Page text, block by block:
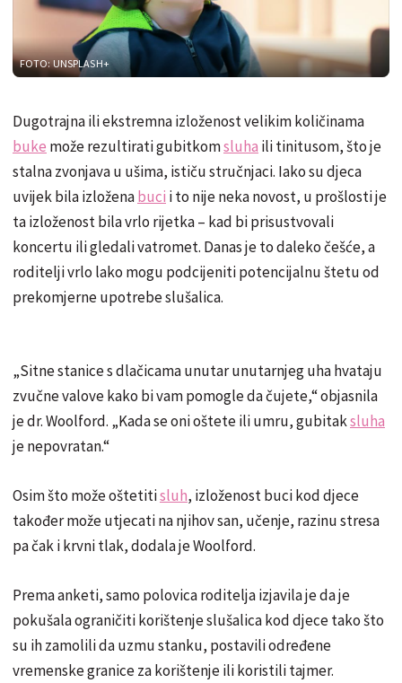
FOTO: UNSPLASH+
Dugotrajna ili ekstremna izloženost velikim količinama
buke može rezultirati gubitkomsluha ili tinitusom, što je
stalna zvonjava u ušima, ističu stručnjaci. Iako su djeca
uvijek bila izloženabuci i to nije neka novost, u prošlosti je
ta izloženost bila vrlo rijetka – kad bi prisustvovali
koncertu ili gledali vatromet. Danas je to daleko češće, a
roditelji vrlo lako mogu podcijeniti potencijalnu štetu od
prekomjerne upotrebe slušalica.
„Sitne stanice s dlačicama unutar unutarnjeg uha hvataju
zvučne valove kako bi vam pomogle da čujete,“ objasnila
je dr. Woolford. „Kada se oni oštete ili umru, gubitaksluha
je nepovratan.“
Osim što može oštetitisluh, izloženost buci kod djece
također može utjecati na njihov san, učenje, razinu stresa
pa čak i krvni tlak, dodala je Woolford.
Prema anketi, samo polovica roditelja izjavila je da je
pokušala ograničiti korištenje slušalica kod djece tako što
su ih zamolili da uzmu stanku, postavili određene
vremenske granice za korištenje ili koristili tajmer.